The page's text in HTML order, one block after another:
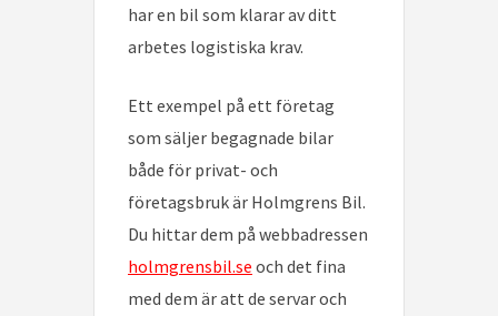
har en bil som klarar av ditt
arbetes logistiska krav.
Ett exempel på ett företag
som säljer begagnade bilar
både för privat- och
företagsbruk är Holmgrens Bil.
Du hittar dem på webbadressen
holmgrensbil.se och det fina
med dem är att de servar och